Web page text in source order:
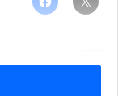
مرتبط